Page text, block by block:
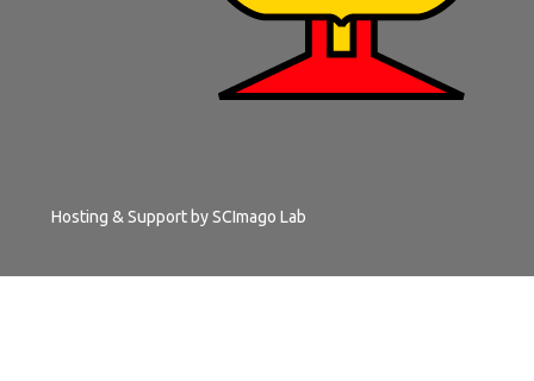
Hosting & Support bySCImago Lab